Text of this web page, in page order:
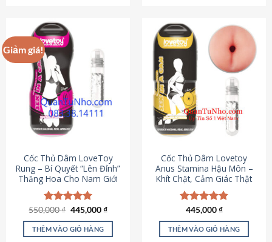
Giảm giá!
Cốc Thủ Dâm LoveToy
Rung – Bí Quyết “Lên Đỉnh”
Thăng Hoa Cho Nam Giới
Được xếp
hạng5.00
5 sao
550,000₫ Giá
là:
550,000 ₫.
445,000₫Giá
tại
THÊM VÀO GIỎ HÀNG
Cốc Thủ Dâm Lovetoy
Anus Stamina Hậu Môn –
Khít Chặt, Cảm Giác Thật
Được xếp
hạng4.84
5 sao
445,000₫
THÊM VÀO GIỎ HÀNG